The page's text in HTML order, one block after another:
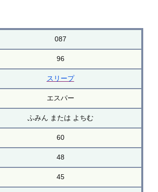
087
96
スリープ
エスパー
ふみん または よちむ
60
48
45